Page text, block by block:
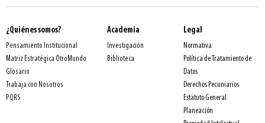
¿Quiénes somos?
Pensamiento Institucional
Matriz Estratégica OtroMundo
Glosario
Trabaja con Nosotros
PQRS
Academia
Investigación
Biblioteca
Legal
Normativa
Política de Tratamiento de
Datos
Derechos Pecuniarios
Estatuto General
Planeación